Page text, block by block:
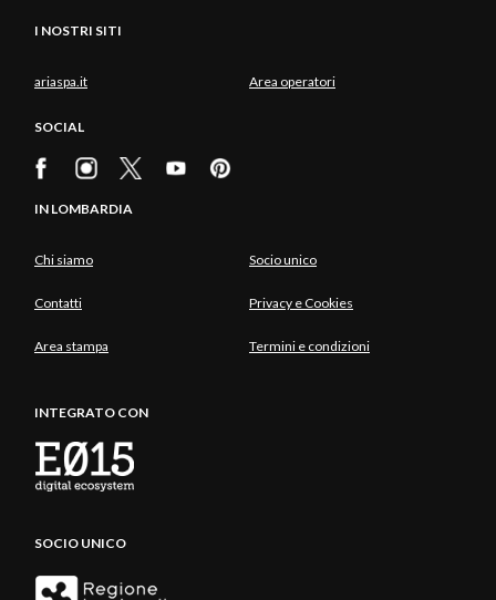
I NOSTRI SITI
ariaspa.it Area operatori
SOCIAL
IN LOMBARDIA
Chi siamo Socio unico
Contatti Privacy e Cookies
Area stampa Termini e condizioni
INTEGRATO CON
SOCIO UNICO